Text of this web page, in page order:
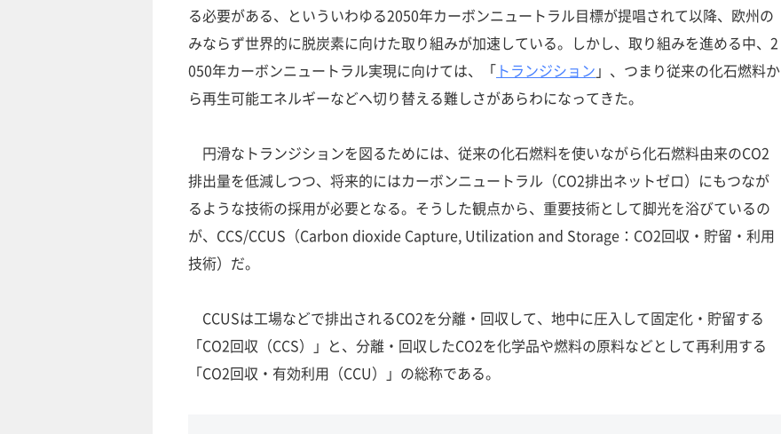
る必要がある、といういわゆる2050年カーボンニュートラル目標が提唱されて以降、欧州の
みならず世界的に脱炭素に向けた取り組みが加速している。しかし、取り組みを進める中、2
050年カーボンニュートラル実現に向けては、「 トランジション 」、つまり従来の化石燃料か
ら再生可能エネルギーなどへ切り替える難しさがあらわになってきた。
円滑なトランジションを図るためには、従来の化石燃料を使いながら化石燃料由来のCO2
排出量を低減しつつ、将来的にはカーボンニュートラル（CO2排出ネットゼロ）にもつなが
るような技術の採用が必要となる。そうした観点から、重要技術として脚光を浴びているの
が、CCS/CCUS（Carbon dioxide Capture, Utilization and Storage：CO2回収・貯留・利用
技術）だ。
CCUSは工場などで排出されるCO2を分離・回収して、地中に圧入して固定化・貯留する
「CO2回収（CCS）」と、分離・回収したCO2を化学品や燃料の原料などとして再利用する
「CO2回収・有効利用（CCU）」の総称である。